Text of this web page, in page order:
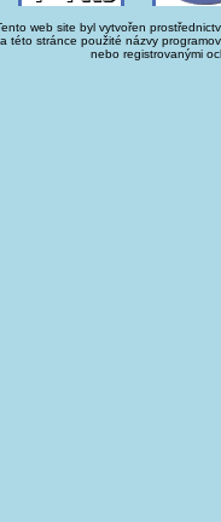
web site byl vytvořen
této stránce použité názvy
nebo registrovanými